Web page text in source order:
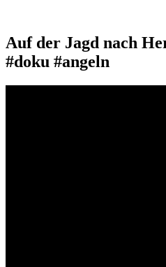
Auf der Jagd nach
#doku #angeln